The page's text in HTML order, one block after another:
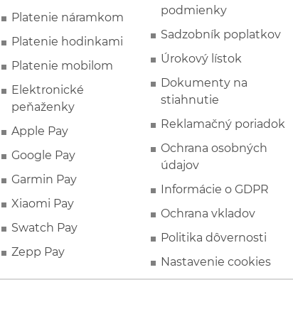
Platenie náramkom
Platenie hodinkami
Platenie mobilom
Elektronické
peňaženky
Apple Pay
Google Pay
Garmin Pay
Xiaomi Pay
Swatch Pay
Zepp Pay
podmienky
Sadzobník poplatkov
Úrokový lístok
Dokumenty na
stiahnutie
Reklamačný poriadok
Ochrana osobných
údajov
Informácie o GDPR
Ochrana vkladov
Politika dôvernosti
Nastavenie cookies